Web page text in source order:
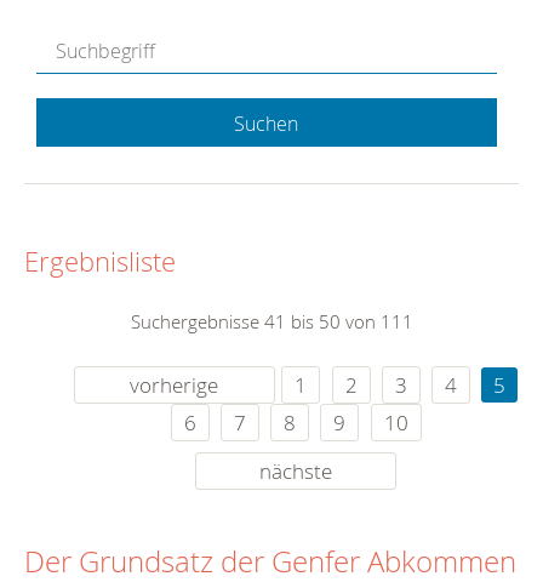
Suchen
Ergebnisliste
Suchergebnisse 41 bis 50 von 111
vorherige 1 2 3 4
5
6
7 8 9
10
nächste
Der Grundsatz der Genfer Abkommen